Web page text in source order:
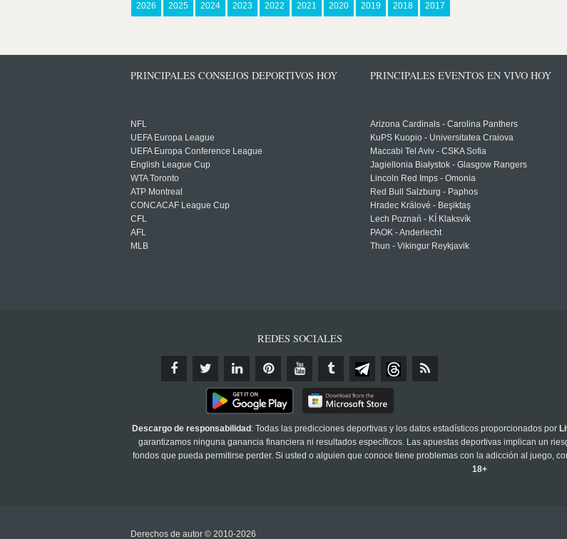
2026 2025 2024 2023 2022 2021 2020 2019 2018 2017
PRINCIPALES CONSEJOS DEPORTIVOS HOY
NFL
UEFA Europa League
UEFA Europa Conference League
English League Cup
WTA Toronto
ATP Montreal
CONCACAF League Cup
CFL
AFL
MLB
PRINCIPALES EVENTOS EN VIVO HOY
Arizona Cardinals - Carolina Panthers
KuPS Kuopio - Universitatea Craiova
Maccabi Tel Aviv - CSKA Sofia
Jagiellonia Białystok - Glasgow Rangers
Lincoln Red Imps - Omonia
Red Bull Salzburg - Paphos
Hradec Králové - Beşiktaş
Lech Poznań - KÍ Klaksvík
PAOK - Anderlecht
Thun - Vikingur Reykjavik
REDES SOCIALES
Descargo de responsabilidad : Todas las predicciones deportivas y los datos estadísticos proporcionados por
garantizamos ninguna ganancia financiera ni resultados específicos. Las apuestas deportivas implican un
fondos que pueda permitirse perder. Si usted o alguien que conoce tiene problemas con la adicción al juego,
18+
Derechos de autor © 2010-2026